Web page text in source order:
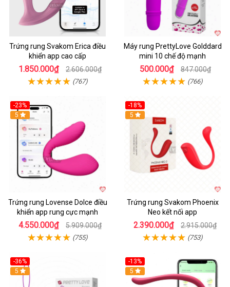
Trứng rung Svakom Erica điều
khiển app cao cấp
1.850.000₫ 2.606.000₫
(767)
Máy rung PrettyLove Golddard
mini 10 chế độ mạnh
500.000₫ 847.000₫
(766)
-23%
Hot
5
Trứng rung Lovense Dolce điều
khiển app rung cực mạnh
4.550.000₫ 5.909.000₫
(755)
-18%
Hot
5
Trứng rung Svakom Phoenix
Neo kết nối app
2.390.000₫ 2.915.000₫
(753)
-36%
5
-13%
Hot
5